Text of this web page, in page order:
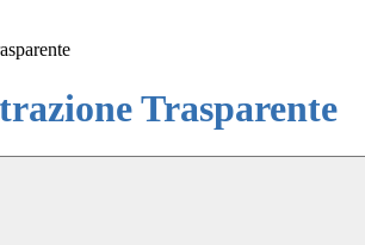
Trasparente